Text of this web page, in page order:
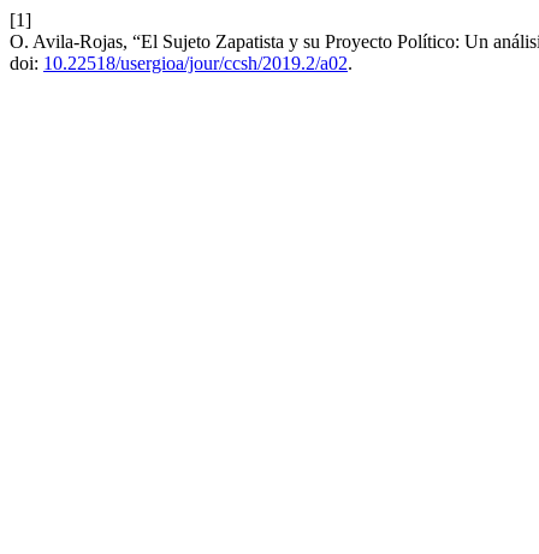
[1]
O. Avila-Rojas, “El Sujeto Zapatista y su Proyecto Político: Un
doi: 10.22518/usergioa/jour/ccsh/2019.2/a02.